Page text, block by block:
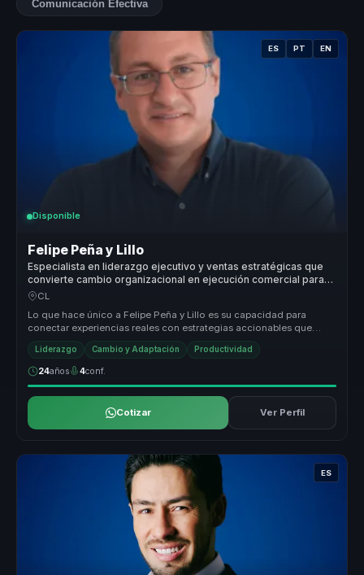
Comunicación Efectiva
ES PT EN
Disponible
Felipe Peña y Lillo
Especialista en liderazgo ejecutivo y ventas estratégicas que
convierte cambio organizacional en ejecución comercial para
empresas.
CL
Lo que hace único a Felipe Peña y Lillo es su capacidad para
conectar experiencias reales con estrategias accionables que
generan resulta...
Liderazgo Cambio y Adaptación Productividad
24años 4conf.
Cotizar Ver Perfil
ES